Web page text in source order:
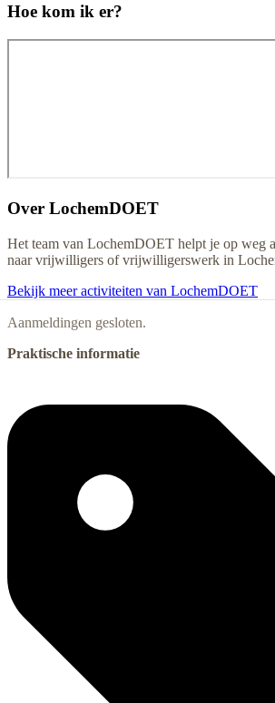
Hoe kom ik er?
Over LochemDOET
Het team van LochemDOET helpt je op weg
naar vrijwilligers of vrijwilligerswerk in
Bekijk meer activiteiten van LochemDOET
Aanmeldingen gesloten.
Praktische informatie